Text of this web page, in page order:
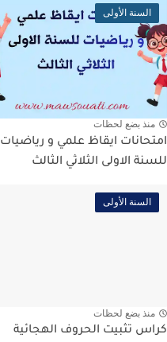
السنة الأولى
منذ بضع لحظات
امتحانات ايقاظ علمي و رياضيات
للسنة الاولى الثلاثي الثالث
السنة الأولى
منذ بضع لحظات
كراس تثبيت الحروف الهجائية